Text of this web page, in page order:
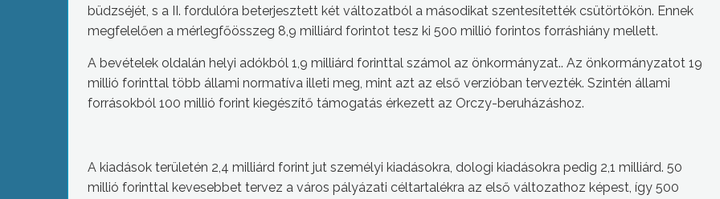
büdzséjét, s a II. fordulóra beterjesztett két változatból a másodikat szentesítették csütörtökön. Ennek
megfelelően a mérlegfőösszeg 8,9 milliárd forintot tesz ki 500 millió forintos forráshiány mellett.
A bevételek oldalán helyi adókból 1,9 milliárd forinttal számol az önkormányzat.. Az önkormányzatot 19
millió forinttal több állami normatíva illeti meg, mint azt az első verzióban tervezték. Szintén állami
forrásokból 100 millió forint kiegészítő támogatás érkezett az Orczy-beruházáshoz.
A kiadások területén 2,4 milliárd forint jut személyi kiadásokra, dologi kiadásokra pedig 2,1 milliárd. 50
millió forinttal kevesebbet tervez a város pályázati céltartalékra az első változathoz képest, így 500